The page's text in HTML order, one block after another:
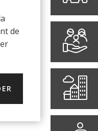
de